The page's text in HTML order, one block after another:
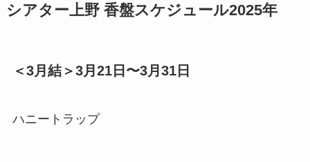
シアター上野 香盤スケジュール2025年
＜3月結＞3月21日〜3月31日
ハニートラップ